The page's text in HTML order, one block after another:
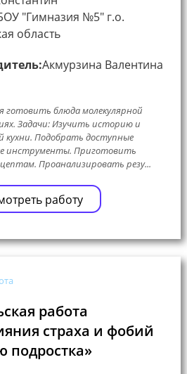
"Гимназия №5" г.о.
область
Акмурзина Валентина
готовить блюда молекулярной
Задачи: Изучить историю и
кухни. Подобрать доступные
инструменты. Приготовить
Проанализировать резу...
работу
работа
страха и фобий
подростка»